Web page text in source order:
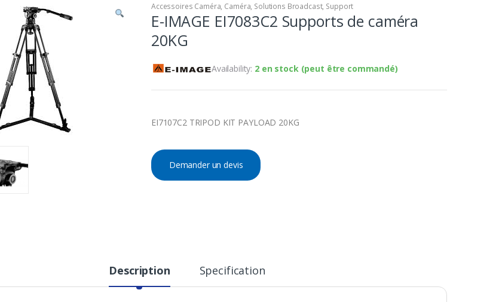
Accessoires Caméra, Caméra, Solutions Broadcast, Support
E-IMAGE EI7083C2 Supports de caméra
20KG
Availability: 2 en stock (peut être commandé)
EI7107C2 TRIPOD KIT PAYLOAD 20KG
Demander un devis
Description Specification